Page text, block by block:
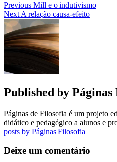
Previous Mill e o indutivismo
Next A relação causa-efeito
Published by Páginas
Páginas de Filosofia é um projeto
didático e pedagógico a alunos e
posts by Páginas Filosofia
Deixe um comentário